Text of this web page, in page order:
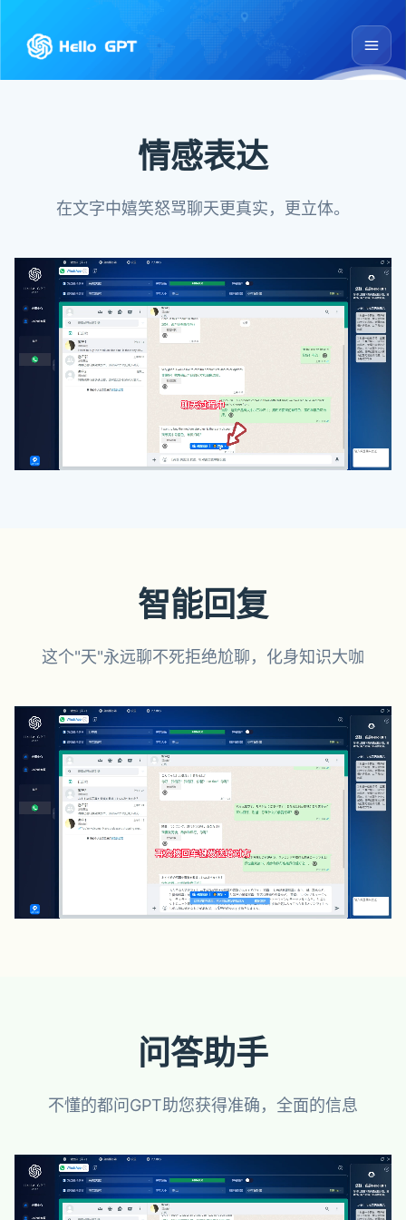
情感表达
在文字中嬉笑怒骂聊天更真实，更立体。
智能回复
这个"天"永远聊不死拒绝尬聊，化身知识大咖
问答助手
不懂的都问GPT助您获得准确，全面的信息